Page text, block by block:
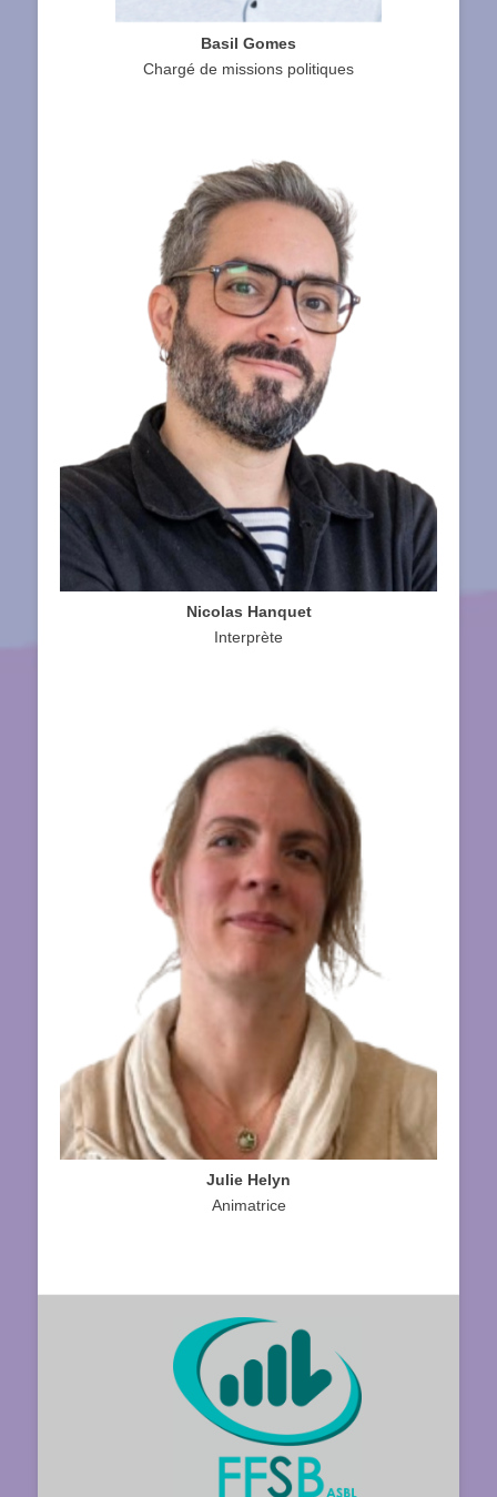
Basil Gomes
Chargé de missions politiques
Nicolas Hanquet
Interprète
Julie Helyn
Animatrice